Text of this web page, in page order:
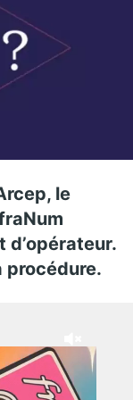
le
d’opérateur.
procédure.